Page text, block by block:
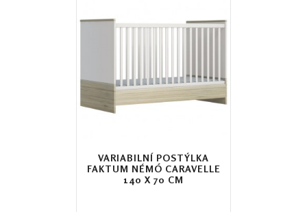
VARIABILNÍ POSTÝLKA
FAKTUM NÉMÓ CARAVELLE
140 X 70 CM